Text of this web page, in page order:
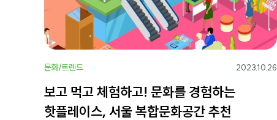
문화/트렌드 2023.10.26
보고 먹고 체험하고! 문화를 경험하는
핫플레이스, 서울 복합문화공간 추천